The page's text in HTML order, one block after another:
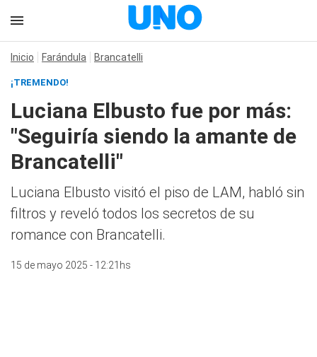
Inicio Farándula Brancatelli
¡TREMENDO!
Luciana Elbusto fue por más:
"Seguiría siendo la amante de
Brancatelli"
Luciana Elbusto visitó el piso de LAM, habló sin
filtros y reveló todos los secretos de su
romance con Brancatelli.
15 de mayo 2025 - 12:21hs